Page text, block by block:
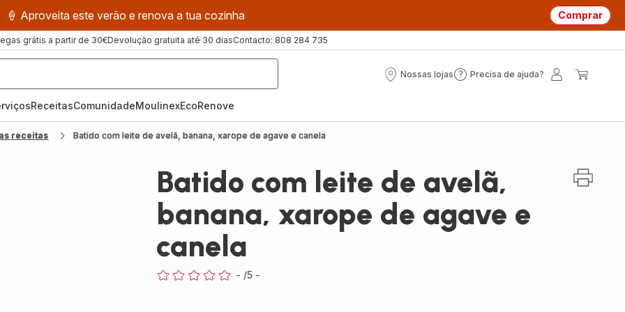
🍦 Aproveita este verão e renova a tua cozinha Comprar
grátis a partir de 30€Devolução gratuita até 30 diasContacto: 808 284 735
Nossas lojas
Nossas
Precisa de ajuda?
Precisa
ReceitasComunidadeMoulinexEcoRenove
receitas Batido com leite de avelã, banana, xarope de agave e canela
Batido com leite de avelã,
banana, xarope de agave e
canela
- /5 -